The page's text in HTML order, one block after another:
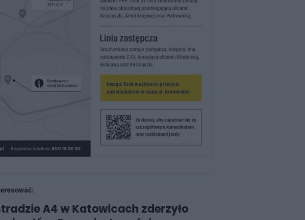
A4 w Katowicach zderzyło